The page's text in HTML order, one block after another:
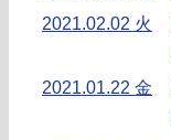
2021.02.02 火
2021.01.22 金